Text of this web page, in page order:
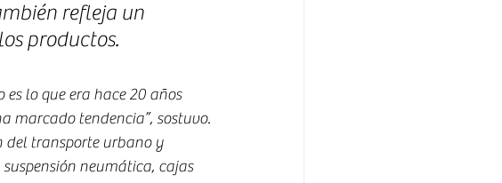
refleja un
productos.
es lo que era hace 20 años
marcado tendencia”, sostuvo.
del transporte urbano y
neumática, cajas